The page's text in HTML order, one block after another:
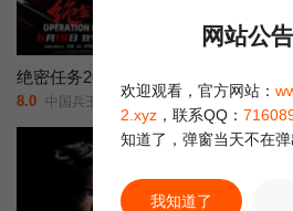
绝密任务2026
8.0 中国兵王/中国兵王·绝密任务/Operation Black-ops/ 8.0 喻亢/张新童/董洋/刘珂
正片
网站公告
欢迎观看，官方网站：
2.xyz ，联系QQ：
知道了，弹窗当天不在弹
我知道了